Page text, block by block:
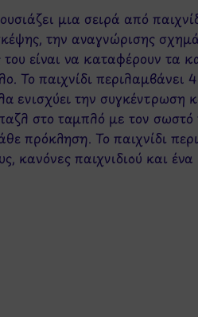
μια σειρά από
την αναγνώρισης
είναι να καταφέρουν τα
Το παιχνίδι περιλαμβάνει
την συγκέντρωση
στο ταμπλό με τον
πρόκληση. Το παιχνίδι
κανόνες παιχνιδιού και